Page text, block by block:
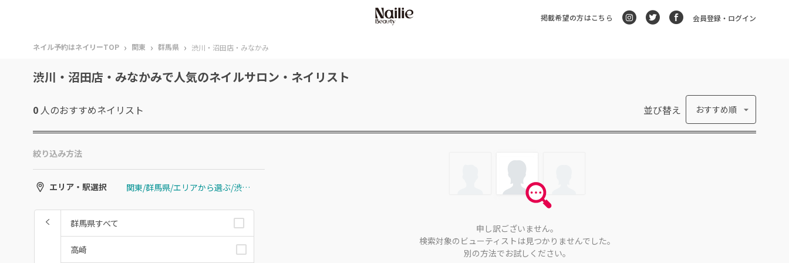
掲載希望の方はこちら 会員登録・ログイン
ネイル予約はネイリーTOP › 関東 › 群馬県 › 渋川・沼田店・みなかみ
渋川・沼田店・みなかみで人気のネイルサロン・ネイリスト
0 人のおすすめネイリスト 並び替え おすすめ順
絞り込み方法
エリア・駅選択 関東/群馬県/エリアから選ぶ/渋川・沼田店・みなかみ
群馬県すべて
高崎
申し訳ございません。
検索対象のビューティストは見つかりませんでした。
別の方法でお試しください。